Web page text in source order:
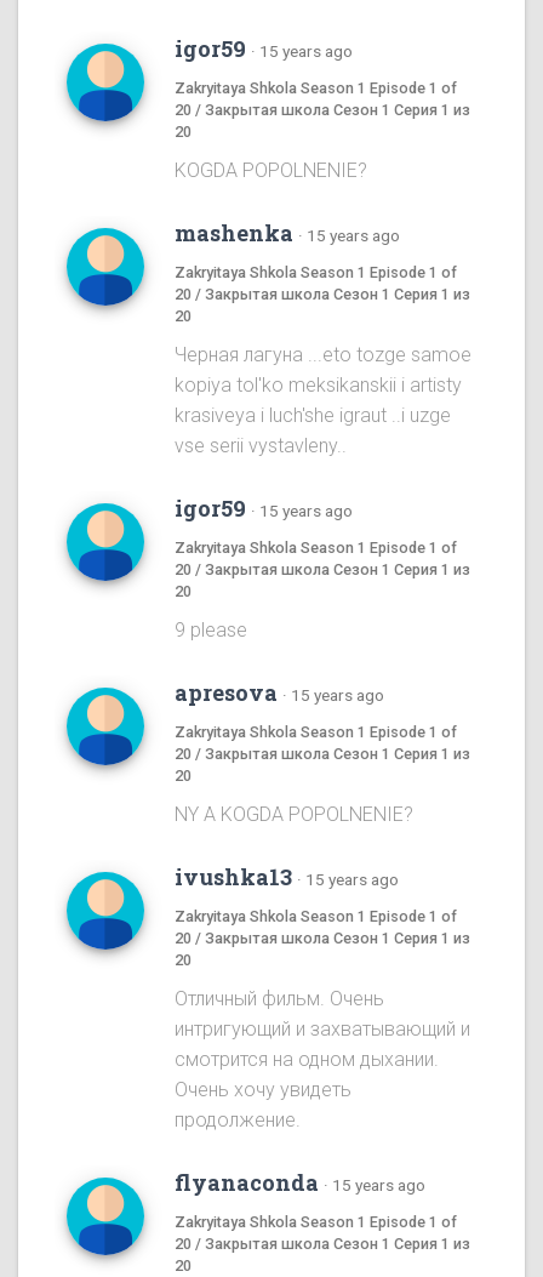
igor59 · 15 years ago
Zakryitaya Shkola Season 1 Episode 1 of
20 / Закрытая школа Сезон 1 Серия 1 из
20
KOGDA POPOLNENIE?
mashenka · 15 years ago
Zakryitaya Shkola Season 1 Episode 1 of
20 / Закрытая школа Сезон 1 Серия 1 из
20
Черная лагуна ...eto tozge samoe
kopiya tol'ko meksikanskii i artisty
krasiveya i luch'she igraut ..i uzge
vse serii vystavleny..
igor59 · 15 years ago
Zakryitaya Shkola Season 1 Episode 1 of
20 / Закрытая школа Сезон 1 Серия 1 из
20
9 please
apresova · 15 years ago
Zakryitaya Shkola Season 1 Episode 1 of
20 / Закрытая школа Сезон 1 Серия 1 из
20
NY A KOGDA POPOLNENIE?
ivushka13 · 15 years ago
Zakryitaya Shkola Season 1 Episode 1 of
20 / Закрытая школа Сезон 1 Серия 1 из
20
Отличный фильм. Очень
интригующий и захватывающий и
смотрится на одном дыхании.
Очень хочу увидеть
продолжение.
flyanaconda · 15 years ago
Zakryitaya Shkola Season 1 Episode 1 of
20 / Закрытая школа Сезон 1 Серия 1 из
20